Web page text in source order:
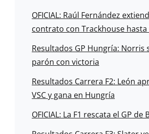
OFICIAL: Raúl Fernández
contrato con Trackhouse hasta
Resultados GP Hungría: Norris
parón con victoria
Resultados Carrera F2: León
VSC y gana en Hungría
OFICIAL: La F1 rescata el GP de